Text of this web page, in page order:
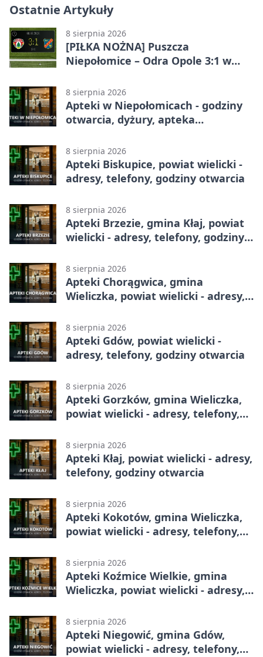
Ostatnie Artykuły
8 sierpnia 2026
[PIŁKA NOŻNA] Puszcza
Niepołomice – Odra Opole 3:1 w
odwrócili losy meczu
8 sierpnia 2026
Apteki w Niepołomicach - godziny
otwarcia, dyżury, apteka
8 sierpnia 2026
Apteki Biskupice, powiat wielicki -
adresy, telefony, godziny otwarcia
8 sierpnia 2026
Apteki Brzezie, gmina Kłaj, powiat
wielicki - adresy, telefony, godziny
8 sierpnia 2026
Apteki Chorągwica, gmina
Wieliczka, powiat wielicki - adresy,
8 sierpnia 2026
Apteki Gdów, powiat wielicki -
adresy, telefony, godziny otwarcia
8 sierpnia 2026
Apteki Gorzków, gmina Wieliczka,
powiat wielicki - adresy, telefony,
8 sierpnia 2026
Apteki Kłaj, powiat wielicki - adresy,
telefony, godziny otwarcia
8 sierpnia 2026
Apteki Kokotów, gmina Wieliczka,
powiat wielicki - adresy, telefony,
8 sierpnia 2026
Apteki Koźmice Wielkie, gmina
Wieliczka, powiat wielicki - adresy,
8 sierpnia 2026
Apteki Niegowić, gmina Gdów,
powiat wielicki - adresy, telefony,